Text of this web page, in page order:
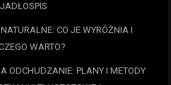
JADŁOSPIS
CO JE WYRÓŻNIA I
WARTO?
ODCHUDZANIE: PLANY I METODY